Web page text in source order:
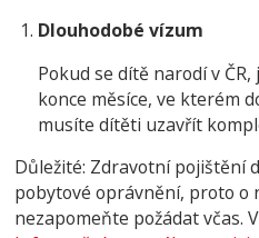
Dlouhodobé vízum
Pokud se dítě narodí v
konce měsíce, ve kterém
musíte dítěti uzavřít
Důležité: Zdravotní pojištění
pobytové oprávnění, proto o
nezapomeňte požádat včas.